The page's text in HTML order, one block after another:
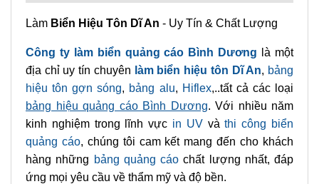
Làm Biển Hiệu Tôn Dĩ An - Uy Tín & Chất Lượng
Công ty làm biển quảng cáo Bình Dương là một
địa chỉ uy tín chuyên làm biển hiệu tôn Dĩ An, bảng
hiệu tôn gợn sóng, bảng alu, Hiflex,..tất cả các loại
bảng hiệu quảng cáo Bình Dương. Với nhiều năm
kinh nghiệm trong lĩnh vực in UVvàthi công biển
quảng cáo, chúng tôi cam kết mang đến cho khách
hàng những bảng quảng cáo chất lượng nhất, đáp
ứng mọi yêu cầu về thẩm mỹ và độ bền.